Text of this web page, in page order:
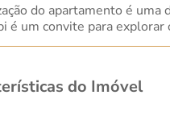
do apartamento é uma
é um convite para explorar
do Imóvel